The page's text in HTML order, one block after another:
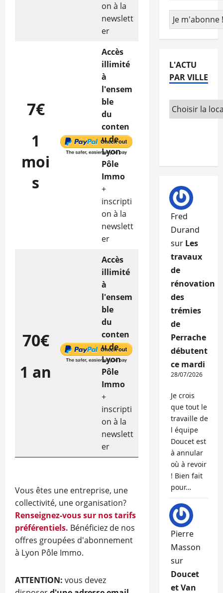
on à la
newslett
er
7€
1
moi
s
Accès
illimité
à
l'ensem
ble
du
conten
u de
Lyon
Pôle
Immo
+
inscripti
on à la
newslett
er
70€
1 an
Accès
illimité
à
l'ensem
ble
du
conten
u de
Lyon
Pôle
Immo
+
inscripti
on à la
newslett
er
Vous êtes une entreprise, une
collectivité, une organisation?
Renseignez-vous sur nos tarifs
préférentiels. Bénéficiez de nos
offres groupées d'abonnement
à Lyon Pôle Immo.
ATTENTION: vous devez
L'ACTU
PAR VILLE
Fred
Durand
sur Les
travaux
de
rénovation
des
trémies
de
Perrache
débutent
ce mardi
28/07/2026
Je crois
que tout le
travaille de
l équipe
Doucet est
à annular
où à revoir
! Bien fait
pour…
Pierre
Masson
sur
Doucet
et Van